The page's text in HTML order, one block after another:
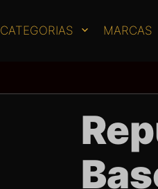
CATEGORIAS MARCAS